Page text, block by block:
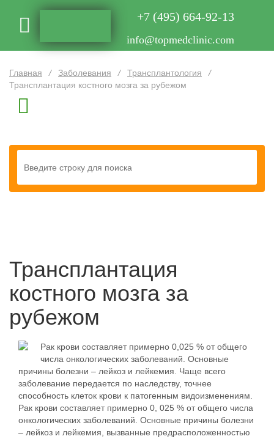
+7 (495) 664-92-13
info@topmedclinic.com
Главная / Заболевания / Трансплантология
/
Трансплантация костного мозга за рубежом
Трансплантация
костного мозга за
рубежом
Рак крови составляет примерно 0,025 % от общего
числа онкологических заболеваний. Основные
причины болезни – лейкоз и лейкемия. Чаще всего
заболевание передается по наследству, точнее
способность клеток крови к патогенным видоизменениям.
Рак крови составляет примерно 0, 025 % от общего числа
онкологических заболеваний. Основные причины болезни
– лейкоз и лейкемия, вызванные предрасположенностью